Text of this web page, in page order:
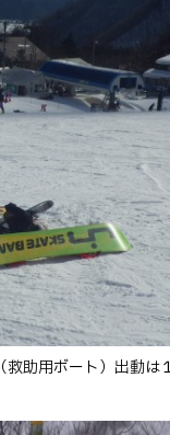
助用ボート）出動は